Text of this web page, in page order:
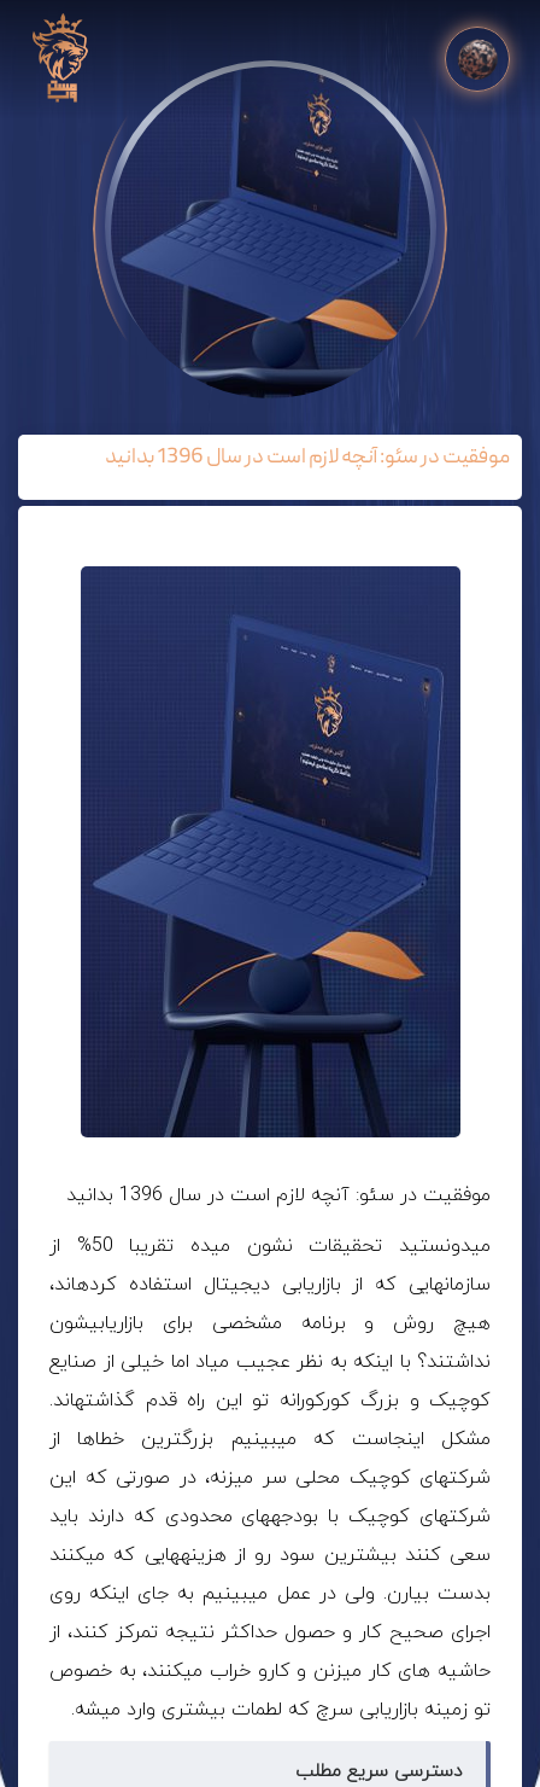
موفقیت در سئو: آنچه لازم است در سال 1396 بدانید
موفقیت در سئو: آنچه لازم است در سال 1396 بدانید
میدونستید تحقیقات نشون میده تقریبا 50% از
سازمانهایی که از بازاریابی دیجیتال استفاده کرده­­اند،
هیچ روش و برنامه مشخصی برای بازاریابیشون
نداشتند؟ با اینکه به نظر عجیب میاد اما خیلی از صنایع
کوچیک و بزرگ کورکورانه تو این راه قدم گذاشته­اند.
مشکل اینجاست که میبینیم بزرگترین خطاها از
شرکتهای کوچیک محلی سر میزنه، در صورتی که این
شرکتهای کوچیک با بودجه­های محدودی که دارند باید
سعی کنند بیشترین سود رو از هزینه­هایی که میکنند
بدست بیارن. ولی در عمل میبینیم به جای اینکه روی
اجرای صحیح کار و حصول حداکثر نتیجه تمرکز کنند، از
حاشیه های کار میزنن و کارو خراب میکنند، به خصوص
تو زمینه بازاریابی سرچ که لطمات بیشتری وارد میشه.
دسترسی سریع مطلب